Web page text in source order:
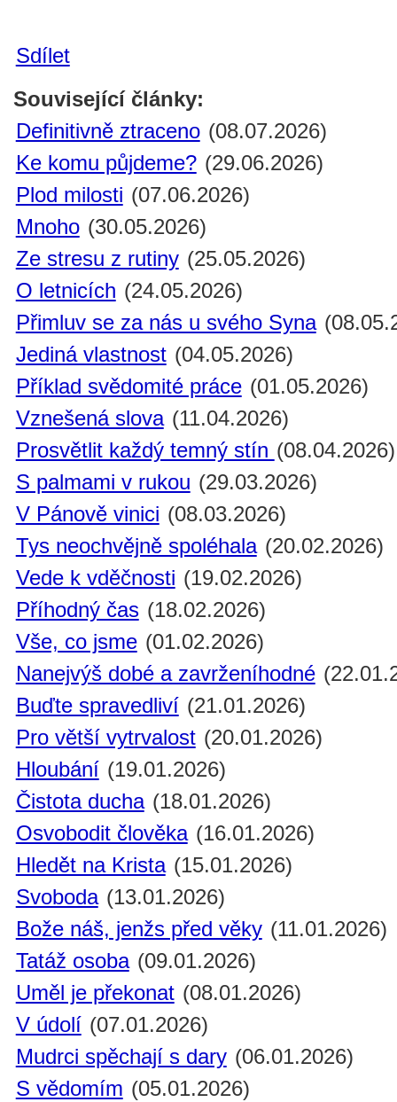
Sdílet
Související články:
Definitivně ztraceno (08.07.2026)
Ke komu půjdeme? (29.06.2026)
Plod milosti (07.06.2026)
Mnoho (30.05.2026)
Ze stresu z rutiny (25.05.2026)
O letnicích (24.05.2026)
Přimluv se za nás u svého Syna
Jediná vlastnost (04.05.2026)
Příklad svědomité práce (01.05.2026)
Vznešená slova (11.04.2026)
Prosvětlit každý temný stín (08.04.2026)
S palmami v rukou (29.03.2026)
V Pánově vinici (08.03.2026)
Tys neochvějně spoléhala (20.02.2026)
Vede k vděčnosti (19.02.2026)
Příhodný čas (18.02.2026)
Vše, co jsme (01.02.2026)
Nanejvýš dobé a zavrženíhodné
Buďte spravedliví (21.01.2026)
Pro větší vytrvalost (20.01.2026)
Hloubání (19.01.2026)
Čistota ducha (18.01.2026)
Osvobodit člověka (16.01.2026)
Hledět na Krista (15.01.2026)
Svoboda (13.01.2026)
Bože náš, jenžs před věky (11.01.2026)
Tatáž osoba (09.01.2026)
Uměl je překonat (08.01.2026)
V údolí (07.01.2026)
Mudrci spěchají s dary (06.01.2026)
S vědomím (05.01.2026)